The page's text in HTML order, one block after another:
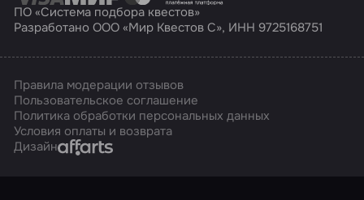
ПО «Система подбора квестов»
Разработано ООО «Мир Квестов С», ИНН 9725168751
Правила модерации отзывов
Пользовательское соглашение
Политика обработки персональных данных
Условия оплаты и возврата
ДизайнAffarts